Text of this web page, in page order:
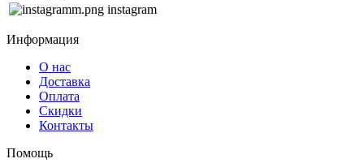
instagram
Информация
О нас
Доставка
Оплата
Скидки
Контакты
Помощь